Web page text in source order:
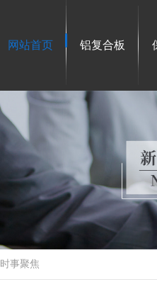
网站首页 铝复合板
时事聚焦